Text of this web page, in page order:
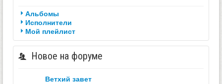
Альбомы
Исполнители
Мой плейлист
Новое на форуме
ветхий завет